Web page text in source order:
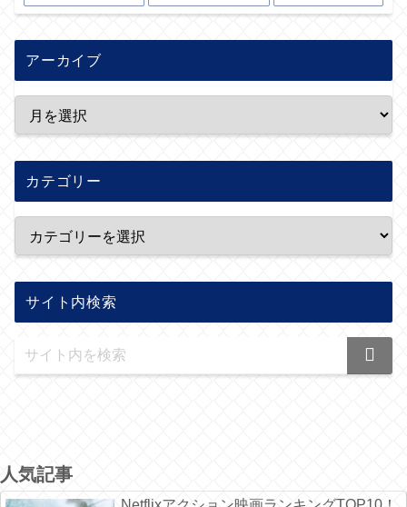
アーカイブ
カテゴリー
サイト内検索
人気記事